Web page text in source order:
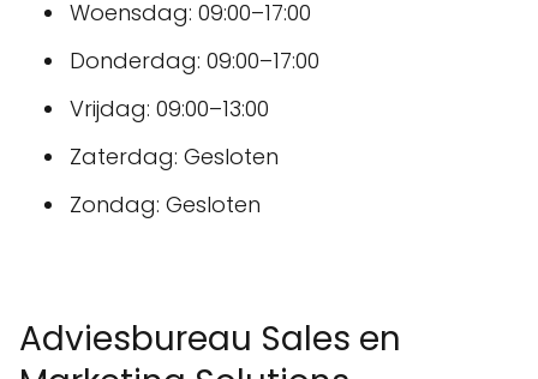
Woensdag: 09:00–17:00
Donderdag: 09:00–17:00
Vrijdag: 09:00–13:00
Zaterdag: Gesloten
Zondag: Gesloten
Adviesbureau Sales en